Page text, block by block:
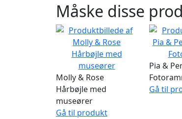
Måske disse
Molly & Rose
Hårbøjle med
museører
Gå til produkt
Pia &
Gå til